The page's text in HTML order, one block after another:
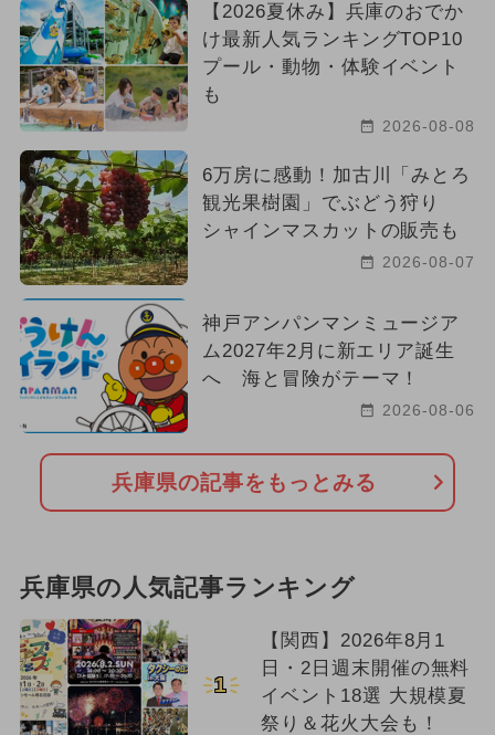
【2026夏休み】兵庫のおでか
け最新人気ランキングTOP10
プール・動物・体験イベント
も
2026-08-08
6万房に感動！加古川「みとろ
観光果樹園」でぶどう狩り
シャインマスカットの販売も
2026-08-07
神戸アンパンマンミュージア
ム2027年2月に新エリア誕生
へ 海と冒険がテーマ！
2026-08-06
兵庫県の記事をもっとみる
兵庫県の人気記事ランキング
1
【関西】2026年8月1
日・2日週末開催の無料
イベント18選 大規模夏
祭り＆花火大会も！